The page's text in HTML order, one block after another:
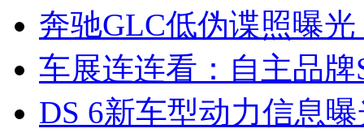
奔驰GLC低伪谍照曝
车展连连看：自主品牌
DS 6新车型动力信息